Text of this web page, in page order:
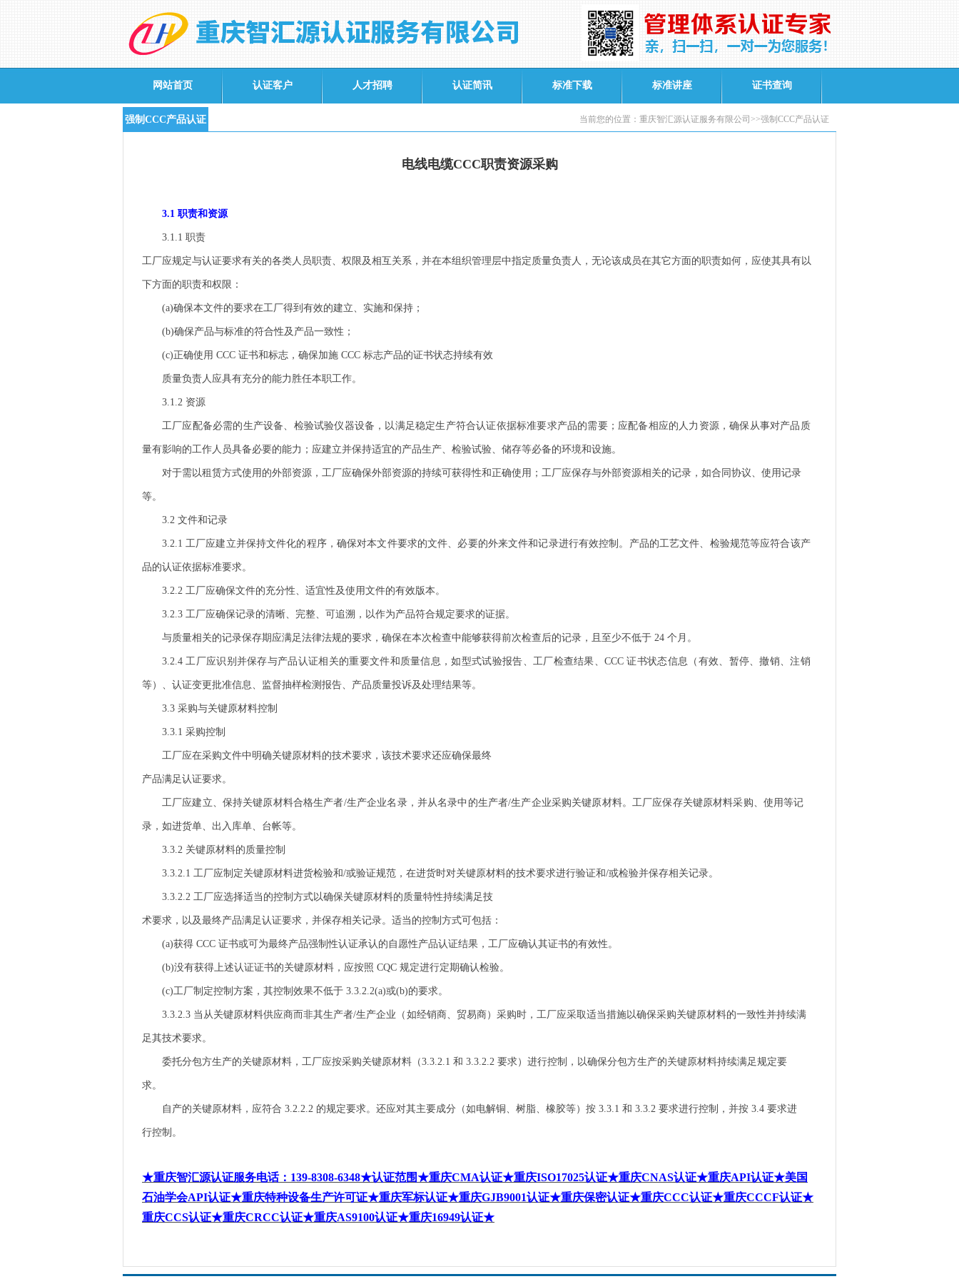
网站首页 认证客户 人才招聘 认证简讯 标准下载 标准讲座 证书查询
强制CCC产品认证 当前您的位置：重庆智汇源认证服务有限公司>>强制CCC产品认证
电线电缆CCC职责资源采购
3.1 职责和资源
3.1.1 职责
工厂应规定与认证要求有关的各类人员职责、权限及相互关系，并在本组织管理层中指定质量负责人，无论该成员在其它方面的职责如何，应使其具有以
下方面的职责和权限：
(a)确保本文件的要求在工厂得到有效的建立、实施和保持；
(b)确保产品与标准的符合性及产品一致性；
(c)正确使用 CCC 证书和标志，确保加施 CCC 标志产品的证书状态持续有效
质量负责人应具有充分的能力胜任本职工作。
3.1.2 资源
工厂应配备必需的生产设备、检验试验仪器设备，以满足稳定生产符合认证依据标准要求产品的需要；应配备相应的人力资源，确保从事对产品质
量有影响的工作人员具备必要的能力；应建立并保持适宜的产品生产、检验试验、储存等必备的环境和设施。
对于需以租赁方式使用的外部资源，工厂应确保外部资源的持续可获得性和正确使用；工厂应保存与外部资源相关的记录，如合同协议、使用记录
等。
3.2 文件和记录
3.2.1工厂应建立并保持文件化的程序，确保对本文件要求的文件、必要的外来文件和记录进行有效控制。产品的工艺文件、检验规范等应符合该产
品的认证依据标准要求。
3.2.2 工厂应确保文件的充分性、适宜性及使用文件的有效版本。
3.2.3 工厂应确保记录的清晰、完整、可追溯，以作为产品符合规定要求的证据。
与质量相关的记录保存期应满足法律法规的要求，确保在本次检查中能够获得前次检查后的记录，且至少不低于 24 个月。
3.2.4工厂应识别并保存与产品认证相关的重要文件和质量信息，如型式试验报告、工厂检查结果、CCC证书状态信息（有效、暂停、撤销、注销
等）、认证变更批准信息、监督抽样检测报告、产品质量投诉及处理结果等。
3.3 采购与关键原材料控制
3.3.1 采购控制
工厂应在采购文件中明确关键原材料的技术要求，该技术要求还应确保最终
产品满足认证要求。
工厂应建立、保持关键原材料合格生产者/生产企业名录，并从名录中的生产者/生产企业采购关键原材料。工厂应保存关键原材料采购、使用等记
录，如进货单、出入库单、台帐等。
3.3.2 关键原材料的质量控制
3.3.2.1 工厂应制定关键原材料进货检验和/或验证规范，在进货时对关键原材料的技术要求进行验证和/或检验并保存相关记录。
3.3.2.2 工厂应选择适当的控制方式以确保关键原材料的质量特性持续满足技
术要求，以及最终产品满足认证要求，并保存相关记录。适当的控制方式可包括：
(a)获得 CCC 证书或可为最终产品强制性认证承认的自愿性产品认证结果，工厂应确认其证书的有效性。
(b)没有获得上述认证证书的关键原材料，应按照 CQC 规定进行定期确认检验。
(c)工厂制定控制方案，其控制效果不低于 3.3.2.2(a)或(b)的要求。
3.3.2.3 当从关键原材料供应商而非其生产者/生产企业（如经销商、贸易商）采购时，工厂应采取适当措施以确保采购关键原材料的一致性并持续满
足其技术要求。
委托分包方生产的关键原材料，工厂应按采购关键原材料（3.3.2.1 和 3.3.2.2 要求）进行控制，以确保分包方生产的关键原材料持续满足规定要
求。
自产的关键原材料，应符合 3.2.2.2 的规定要求。还应对其主要成分（如电解铜、树脂、橡胶等）按 3.3.1 和 3.3.2 要求进行控制，并按 3.4 要求进
行控制。
★重庆智汇源认证服务电话： 139-8308-6348★认证范围★重庆CMA认证★重庆ISO17025认证★重庆CNAS认证★重庆API认证★美国
石油学会API认证★重庆特种设备生产许可证★重庆军标认证★重庆GJB9001认证★重庆保密认证★重庆CCC认证★重庆CCCF认证★
重庆CCS认证★重庆CRCC认证★重庆AS9100认证★重庆16949认证★